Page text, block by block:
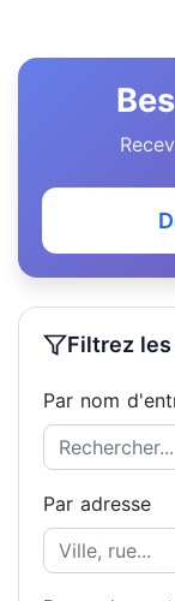
Filtrez
Par nom
Par adresse